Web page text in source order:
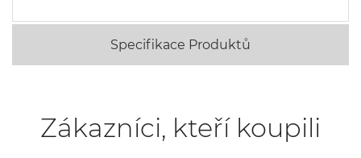
Specifikace Produktů
Zákazníci, kteří koupili